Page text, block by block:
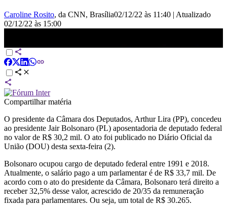
Caroline Rosito, da CNN, Brasília02/12/22 às 11:40 | Atualizado
02/12/22 às 15:00
Compartilhar matéria
O presidente da Câmara dos Deputados, Arthur Lira (PP), concedeu
ao presidente Jair Bolsonaro (PL) aposentadoria de deputado federal
no valor de R$ 30,2 mil. O ato foi publicado no Diário Oficial da
União (DOU) desta sexta-feira (2).
Bolsonaro ocupou cargo de deputado federal entre 1991 e 2018.
Atualmente, o salário pago a um parlamentar é de R$ 33,7 mil. De
acordo com o ato do presidente da Câmara, Bolsonaro terá direito a
receber 32,5% desse valor, acrescido de 20/35 da remuneração
fixada para parlamentares. Ou seja, um total de R$ 30.265.